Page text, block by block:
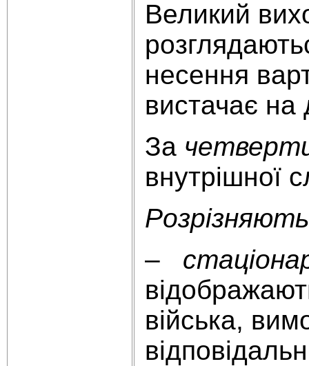
Великий
несення
вистачає на
За
внутрішної
–
війська,